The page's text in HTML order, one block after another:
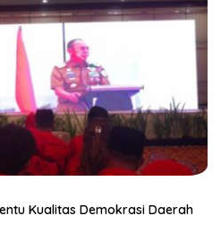
Kualitas Demokrasi Daerah